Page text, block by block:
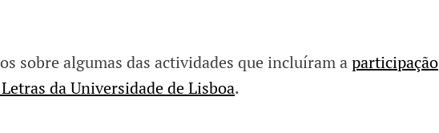
sobre algumas das actividades que incluíram aparticipação
da Universidade de Lisboa.